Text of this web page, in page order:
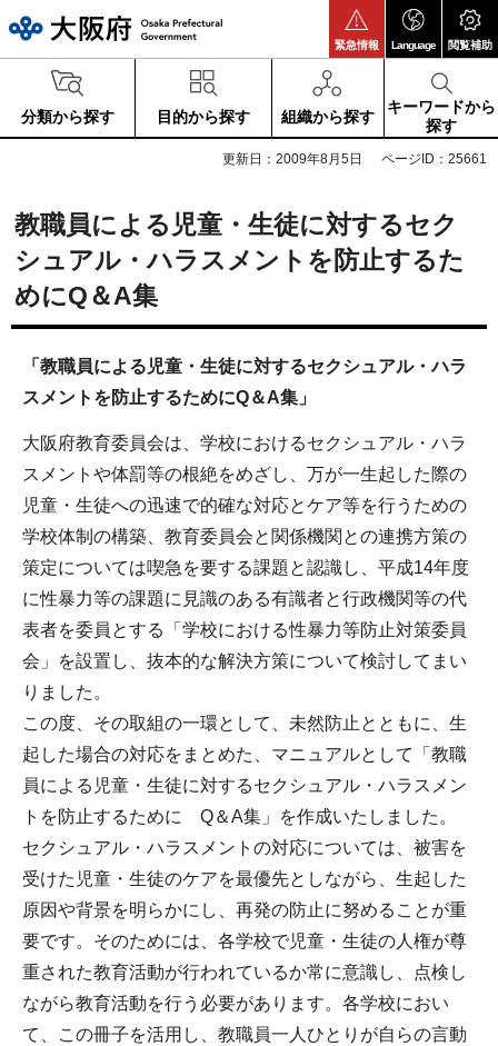
緊急情報 Language 閲覧補助
分類から探す 目的から探す 組織から探す
キーワードから
探す
更新日：2009年8月5日 ページID：25661
教職員による児童・生徒に対するセク
シュアル・ハラスメントを防止するた
めにQ＆A集
「教職員による児童・生徒に対するセクシュアル・ハラ
スメントを防止するためにQ＆A集」
大阪府教育委員会は、学校におけるセクシュアル・ハラ
スメントや体罰等の根絶をめざし、万が一生起した際の
児童・生徒への迅速で的確な対応とケア等を行うための
学校体制の構築、教育委員会と関係機関との連携方策の
策定については喫急を要する課題と認識し、平成14年度
に性暴力等の課題に見識のある有識者と行政機関等の代
表者を委員とする「学校における性暴力等防止対策委員
会」を設置し、抜本的な解決方策について検討してまい
りました。
この度、その取組の一環として、未然防止とともに、生
起した場合の対応をまとめた、マニュアルとして「教職
員による児童・生徒に対するセクシュアル・ハラスメン
トを防止するために Q＆A集」を作成いたしました。
セクシュアル・ハラスメントの対応については、被害を
受けた児童・生徒のケアを最優先としながら、生起した
原因や背景を明らかにし、再発の防止に努めることが重
要です。そのためには、各学校で児童・生徒の人権が尊
重された教育活動が行われているか常に意識し、点検し
ながら教育活動を行う必要があります。各学校におい
て、この冊子を活用し、教職員一人ひとりが自らの言動